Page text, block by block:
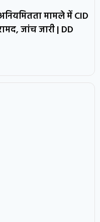
मामले में CID
जांच जारी | DD